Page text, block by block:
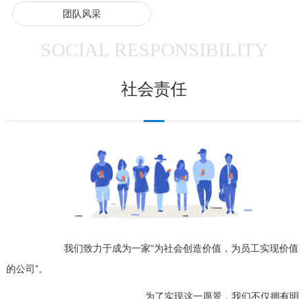
团队风采
SOCIAL RESPONSIBILITY
社会责任
我们致力于成为一家“为社会创造价值，为员工实现价值
的公司”。
为了实现这一愿景，我们不仅拥有明